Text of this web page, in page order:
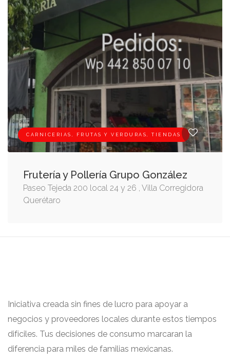
CARNICERIAS, FRUTAS Y VERDURAS, TIENDAS
Frutería y Pollería Grupo González
Paseo Tejeda 200 local 24 y 26 , Villa Corregidora
Querétaro
Iniciativa creada sin fines de lucro para apoyar a
negocios y proveedores locales durante estos tiempos
difíciles. Tus decisiones de consumo marcaran la
diferencia para miles de familias mexicanas.